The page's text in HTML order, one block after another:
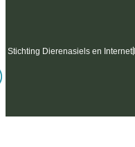
Stichting Dierenasiels en Internet